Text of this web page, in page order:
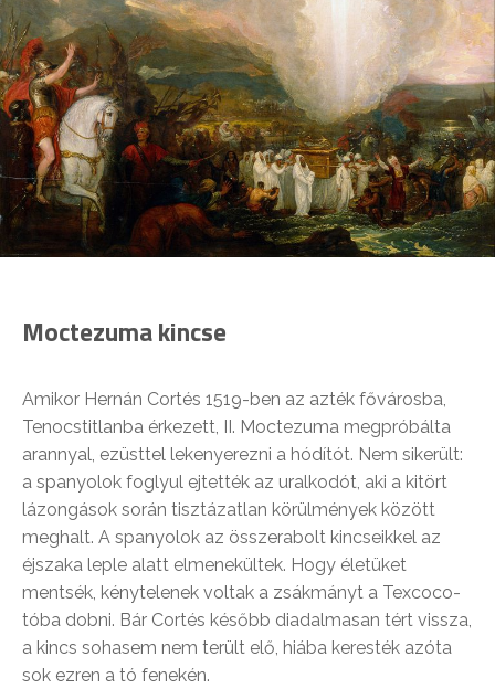
Moctezuma kincse
Amikor Hernán Cortés 1519-ben az azték fővárosba,
Tenocstitlanba érkezett, II. Moctezuma megpróbálta
arannyal, ezüsttel lekenyerezni a hódítót. Nem sikerült:
a spanyolok foglyul ejtették az uralkodót, aki a kitört
lázongások során tisztázatlan körülmények között
meghalt. A spanyolok az összerabolt kincseikkel az
éjszaka leple alatt elmenekültek. Hogy életüket
mentsék, kénytelenek voltak a zsákmányt a Texcoco-
tóba dobni. Bár Cortés később diadalmasan tért vissza,
a kincs sohasem nem terült elő, hiába keresték azóta
sok ezren a tó fenekén.